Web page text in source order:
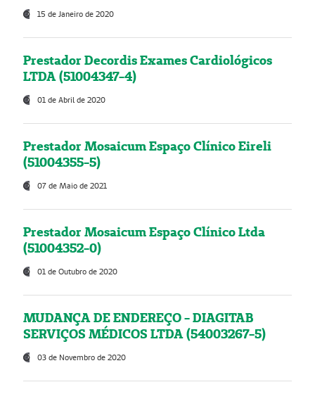
15 de Janeiro de 2020
Prestador Decordis Exames Cardiológicos
LTDA (51004347-4)
01 de Abril de 2020
Prestador Mosaicum Espaço Clínico Eireli
(51004355-5)
07 de Maio de 2021
Prestador Mosaicum Espaço Clínico Ltda
(51004352-0)
01 de Outubro de 2020
MUDANÇA DE ENDEREÇO - DIAGITAB
SERVIÇOS MÉDICOS LTDA (54003267-5)
03 de Novembro de 2020